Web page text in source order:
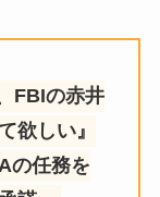
FBIの赤井
欲しい』
の任務を